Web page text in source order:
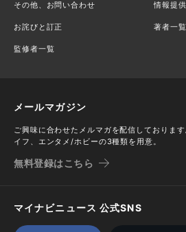
その他、お問い合わせ 情報提供
お詫びと訂正 著者一覧
監修者一覧
メールマガジン
ご興味に合わせたメルマガを配信しておりま
イフ、エンタメ/ホビーの3種類を用意。
無料登録はこちら
マイナビニュース 公式SNS